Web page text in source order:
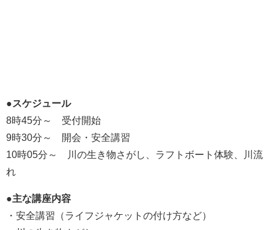
●スケジュール
8時45分～ 受付開始
9時30分～ 開会・安全講習
10時05分～ 川の生き物さがし、ラフトボート体験、川流
れ
●主な講座内容
・安全講習（ライフジャケットの付け方など）